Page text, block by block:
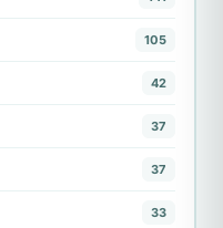
105
42
37
37
33